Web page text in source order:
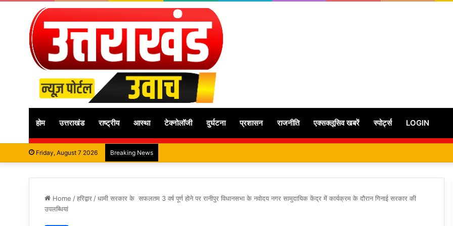
होम उत्तराखंड राष्ट्रीय आस्था टेक्नोलॉजी दुर्घटना प्रशासन राजनीति एक्सक्लूसिव खबरें स्पोर्ट्स LOGIN
Friday, August 7 2026 Breaking News
Home /हरिद्वार /धामी सरकार के सफलतम 3 वर्ष पूर्ण होने पर रानीपुर विधानसभा के नवोदय नगर सामुदायिक केंद्र में कार्यक्रम के दौरान गिनाई सरकार की
उपलब्धियां